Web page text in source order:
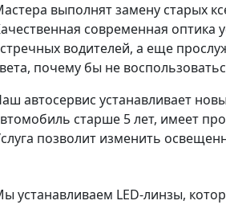
выполнят замену старых
современная оптика
водителей, а еще
почему бы не
автосервис устанавливает
старше 5 лет, имеет
позволит изменить
устанавливаем LED-линзы,